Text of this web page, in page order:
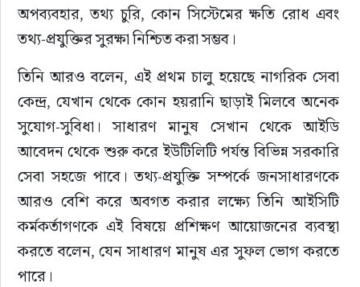
অপব্যবহার, তথ্য চুরি, কোন সিস্টেমের ক্ষতি রোধ এবং
তথ্য-প্রযুক্তির সুরক্ষা নিশ্চিত করা সম্ভব।
তিনি আরও বলেন, এই প্রথম চালু হয়েছে নাগরিক সেবা
কেন্দ্র, যেখান থেকে কোন হয়রানি ছাড়াই মিলবে অনেক
সুযোগ-সুবিধা। সাধারণ মানুষ সেখান থেকে আইডি
আবেদন থেকে শুরু করে ইউটিলিটি পর্যন্ত বিভিন্ন সরকারি
সেবা সহজে পাবে। তথ্য-প্রযুক্তি সম্পর্কে জনসাধারণকে
আরও বেশি করে অবগত করার লক্ষ্যে তিনি আইসিটি
কর্মকর্তাগণকে এই বিষয়ে প্রশিক্ষণ আয়োজনের ব্যবস্থা
করতে বলেন, যেন সাধারণ মানুষ এর সুফল ভোগ করতে
পারে।